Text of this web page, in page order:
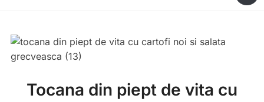
Tocana din piept de vita cu